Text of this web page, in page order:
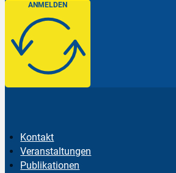
ANMELDEN
Kontakt
Veranstaltungen
Publikationen